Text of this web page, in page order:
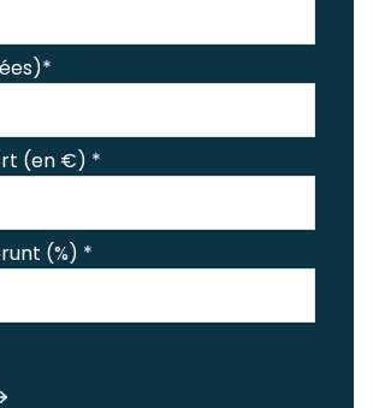
(en €) *
(%) *